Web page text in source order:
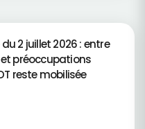
2 juillet 2026 : entre
et préoccupations
reste mobilisée